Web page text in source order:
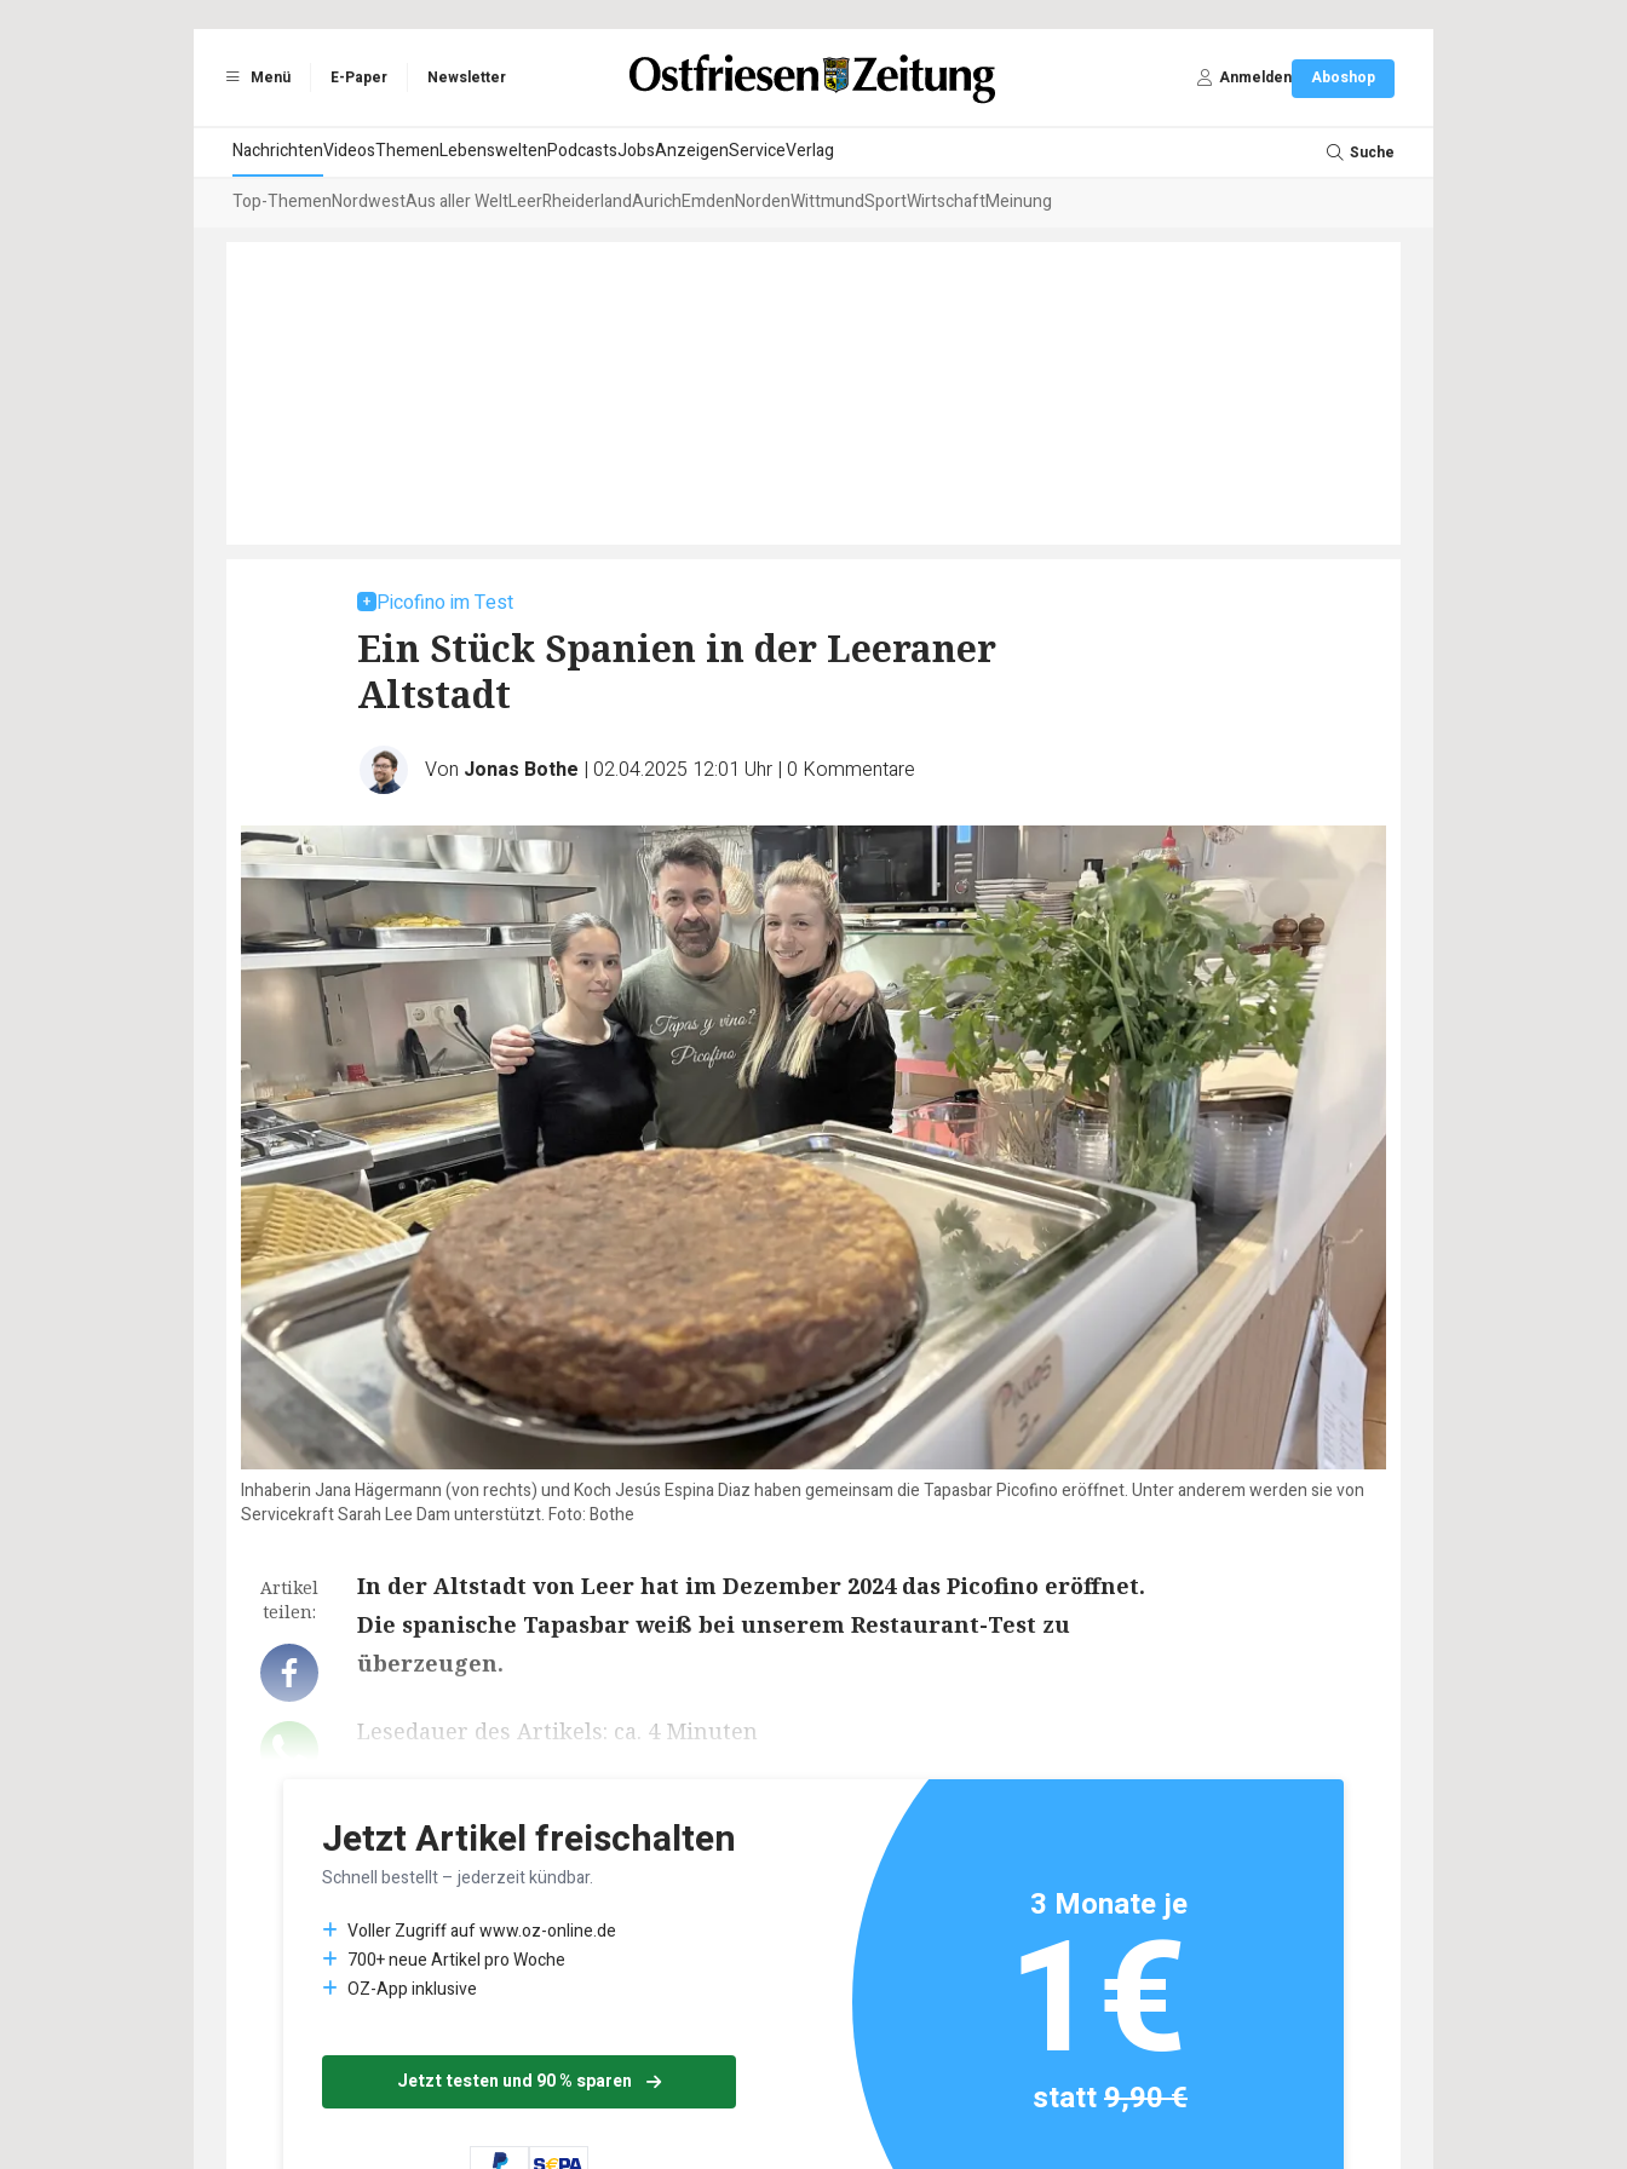
Menü E-Paper Newsletter Anmelden Aboshop
NachrichtenVideosThemenLebensweltenPodcastsJobsAnzeigenServiceVerlag Suche
Top-ThemenNordwestAus aller WeltLeerRheiderlandAurichEmdenNordenWittmundSportWirtschaftMeinung
Picofino im Test
Ein Stück Spanien in der Leeraner
Altstadt
Von Jonas Bothe | 02.04.2025 12:01 Uhr | 0 Kommentare
Inhaberin Jana Hägermann (von rechts) und Koch Jesús Espina Diaz haben gemeinsam die Tapasbar Picofino eröffnet. Unter anderem werden sie von
Servicekraft Sarah Lee Dam unterstützt. Foto: Bothe
Artikel
teilen:
In der Altstadt von Leer hat im Dezember 2024 das Picofino eröffnet.
Die spanische Tapasbar weiß bei unserem Restaurant-Test zu
überzeugen.
Lesedauer des Artikels: ca. 4 Minuten
Jetzt Artikel freischalten
Schnell bestellt – jederzeit kündbar.
Voller Zugriff auf www.oz-online.de
700+ neue Artikel pro Woche
OZ-App inklusive
Jetzt testen und 90 % sparen
3 Monate je
1€
statt9,90 €